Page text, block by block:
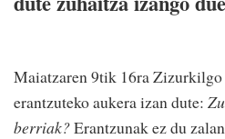
Maiatzaren 9tik 16ra
erantzuteko aukera izan dute:
berriak?Erantzunak ez du